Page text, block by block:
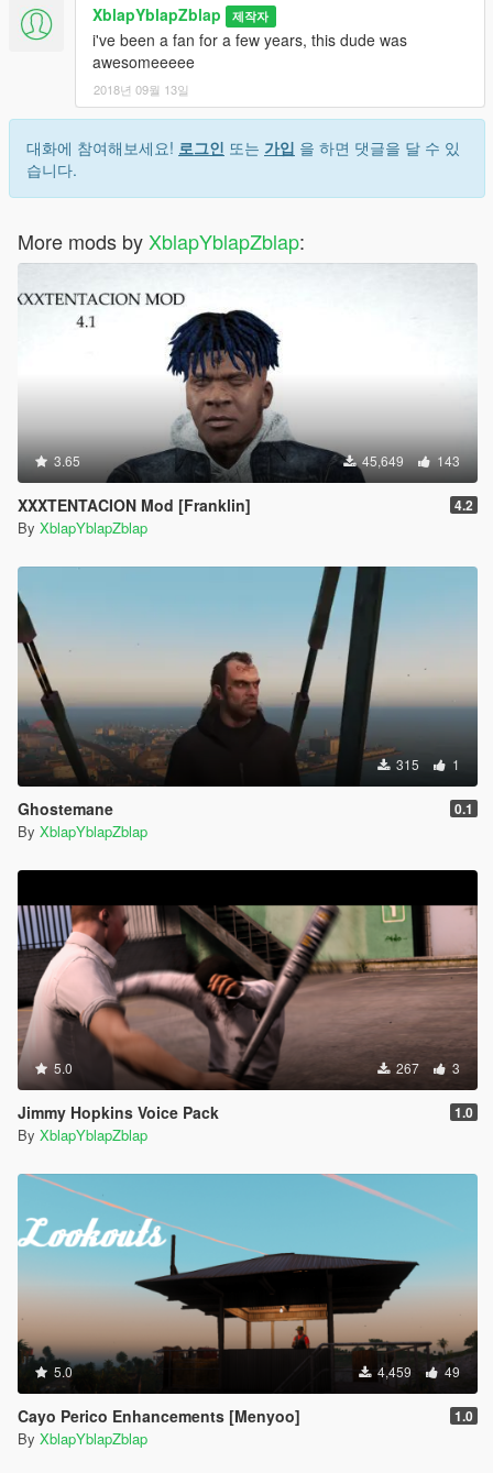
XblapYblapZblap 제작자
i've been a fan for a few years, this dude was
awesomeeeee
2018년 09월 13일
대화에 참여해보세요! 로그인 또는 가입 을 하면 댓글을 달 수 있
습니다.
More mods byXblapYblapZblap:
3.65 45,649 143
XXXTENTACION Mod [Franklin] 4.2
By XblapYblapZblap
315 1
Ghostemane 0.1
By XblapYblapZblap
5.0 267 3
Jimmy Hopkins Voice Pack 1.0
By XblapYblapZblap
5.0 4,459 49
Cayo Perico Enhancements [Menyoo] 1.0
By XblapYblapZblap